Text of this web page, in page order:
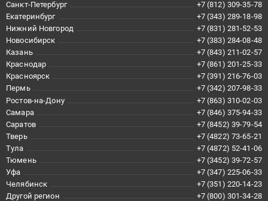
Санкт-Петербург
+7 (812) 309-35-78
Екатеринбург
+7 (343) 289-18-98
Нижний Новгород
+7 (831) 281-52-53
Новосибирск
+7 (383) 284-08-48
Казань
+7 (843) 211-02-57
Краснодар
+7 (861) 201-25-33
Красноярск
+7 (391) 216-76-03
Пермь
+7 (342) 207-98-33
Ростов-на-Дону
+7 (863) 310-02-03
Самара
+7 (846) 375-94-33
Саратов
+7 (8452) 39-79-54
Тверь
+7 (4822) 73-65-21
Тула
+7 (4872) 52-41-06
Тюмень
+7 (3452) 39-72-57
Уфа
+7 (347) 225-06-33
Челябинск
+7 (351) 220-14-23
Другой регион
+7 (800) 301-34-28